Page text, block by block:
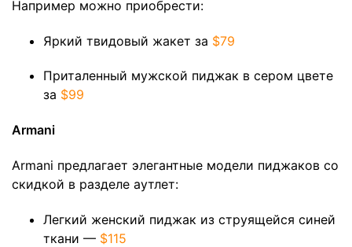
Например можно приобрести:
Яркий твидовый жакет за $79
Приталенный мужской пиджак в сером цвете
за $99
Armani
Armani предлагает элегантные модели пиджаков со
скидкой в разделе аутлет:
Легкий женский пиджак из струящейся синей
ткани — $115